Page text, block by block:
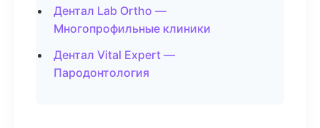
Дентал Lab Ortho —
Многопрофильные клиники
Дентал Vital Expert —
Пародонтология